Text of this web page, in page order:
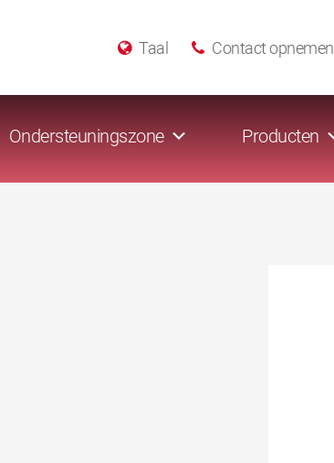
Contact opnemen
Taal
Ondersteuningszone Producten